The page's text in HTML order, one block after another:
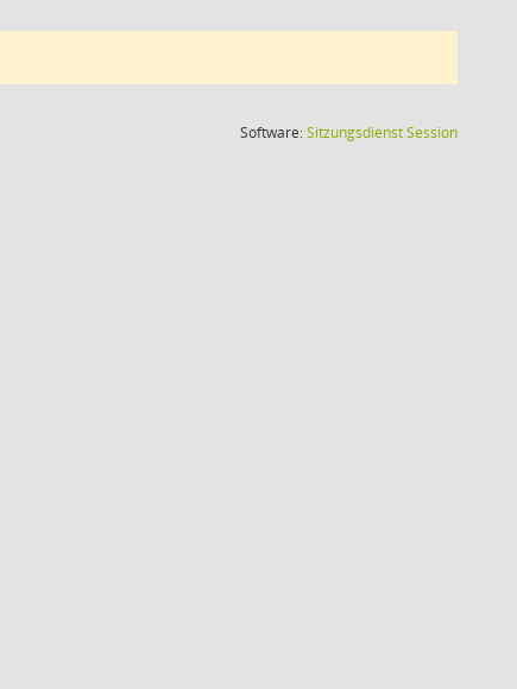
Software:SitzungsdienstSession(Wird in